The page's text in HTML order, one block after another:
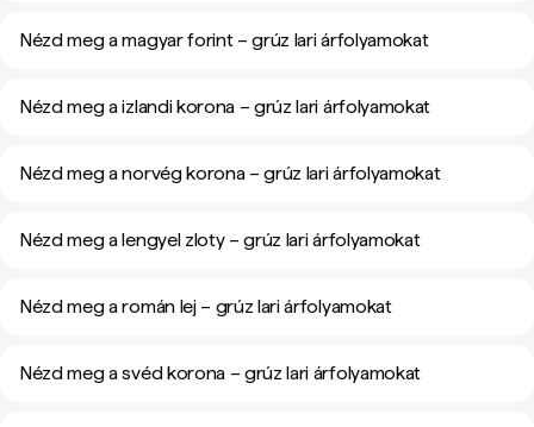
Nézd meg a magyar forint – grúz lari árfolyamokat
Nézd meg a izlandi korona – grúz lari árfolyamokat
Nézd meg a norvég korona – grúz lari árfolyamokat
Nézd meg a lengyel zloty – grúz lari árfolyamokat
Nézd meg a román lej – grúz lari árfolyamokat
Nézd meg a svéd korona – grúz lari árfolyamokat